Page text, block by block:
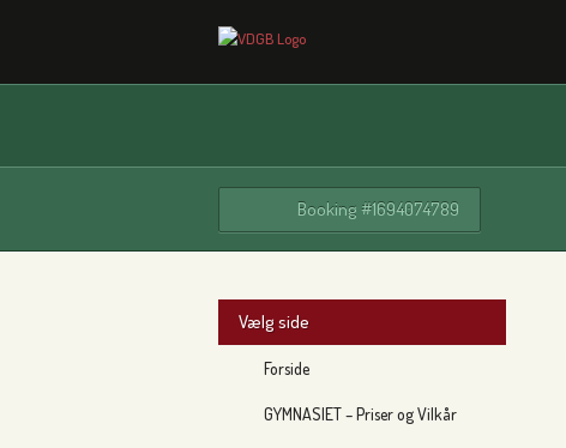
Booking #1694074789
Vælg side
Forside
GYMNASIET – Priser og Vilkår